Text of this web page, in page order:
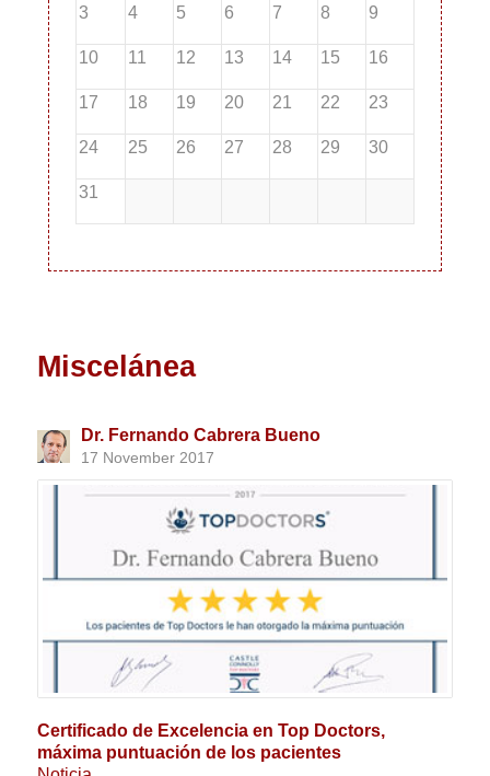
3 4 5 6 7 8 9
10 11 12 13 14 15 16
17 18 19 20 21 22 23
24 25 26 27 28 29 30
31
Miscelánea
Dr. Fernando Cabrera Bueno
17 November 2017
Certificado de Excelencia en Top Doctors,
máxima puntuación de los pacientes